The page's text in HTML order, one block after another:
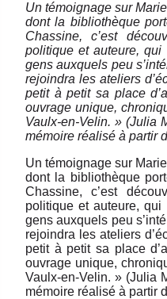
Un témoignage sur
dont la bibliothèque
Chassine, c’est
politique et auteure,
gens auxquels peu
rejoindra les ateliers
petit à petit sa place
ouvrage unique,
Vaulx-en-Velin. » (Julia
mémoire réalisé à partir
Un témoignage sur
dont la bibliothèque
Chassine, c’est
politique et auteure,
gens auxquels peu
rejoindra les ateliers
petit à petit sa place
ouvrage unique,
Vaulx-en-Velin. » (Julia
mémoire réalisé à partir